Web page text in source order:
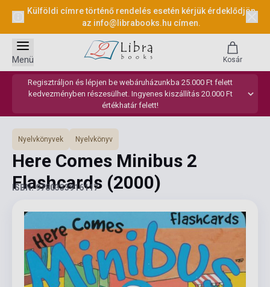
Külföldi címre történő rendelés esetén kérjük érdeklődjön
az info@librabooks.hu címen.
Regisztráljon és lépjen be webáruházunkba 25.000 Ft felett
kedvezményben részesülhet. Ingyenes kiszállítás 20.000 Ft
értékhatár felett!
Menü Kosár
Nyelvkönyvek Nyelvkönyv
Here Comes Minibus 2
Flashcards (2000)
ISBN: 9780333916117